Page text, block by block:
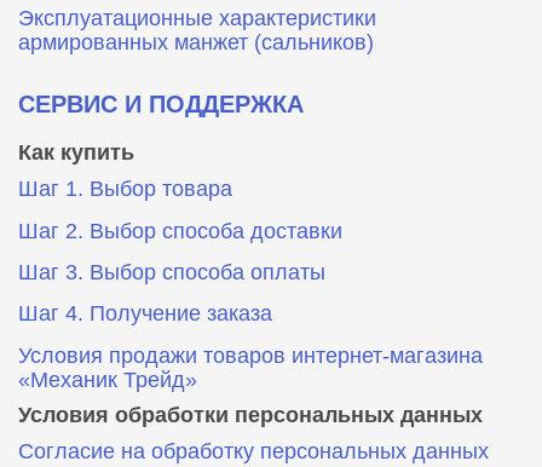
Эксплуатационные характеристики
армированных манжет (сальников)
СЕРВИС И ПОДДЕРЖКА
Как купить
Шаг 1. Выбор товара
Шаг 2. Выбор способа доставки
Шаг 3. Выбор способа оплаты
Шаг 4. Получение заказа
Условия продажи товаров интернет-магазина
«Механик Трейд»
Условия обработки персональных данных
Согласие на обработку персональных данных